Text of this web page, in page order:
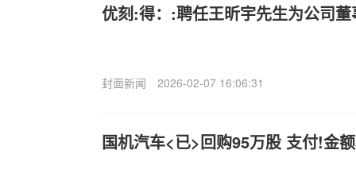
优刻:得：:聘任王昕宇先生为公司
封面新闻 2026-02-07 16:06:31
国机汽车<已>回购95万股 支付!金